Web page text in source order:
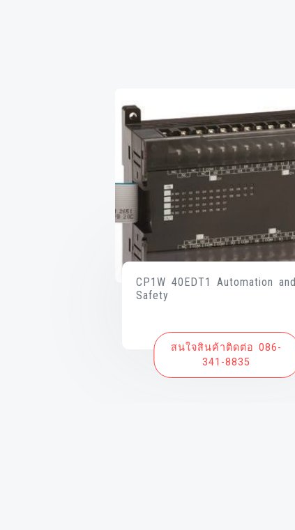
CP1W 40EDT1 Automation and
Safety
สนใจสินค้าติดต่อ 086-
341-8835